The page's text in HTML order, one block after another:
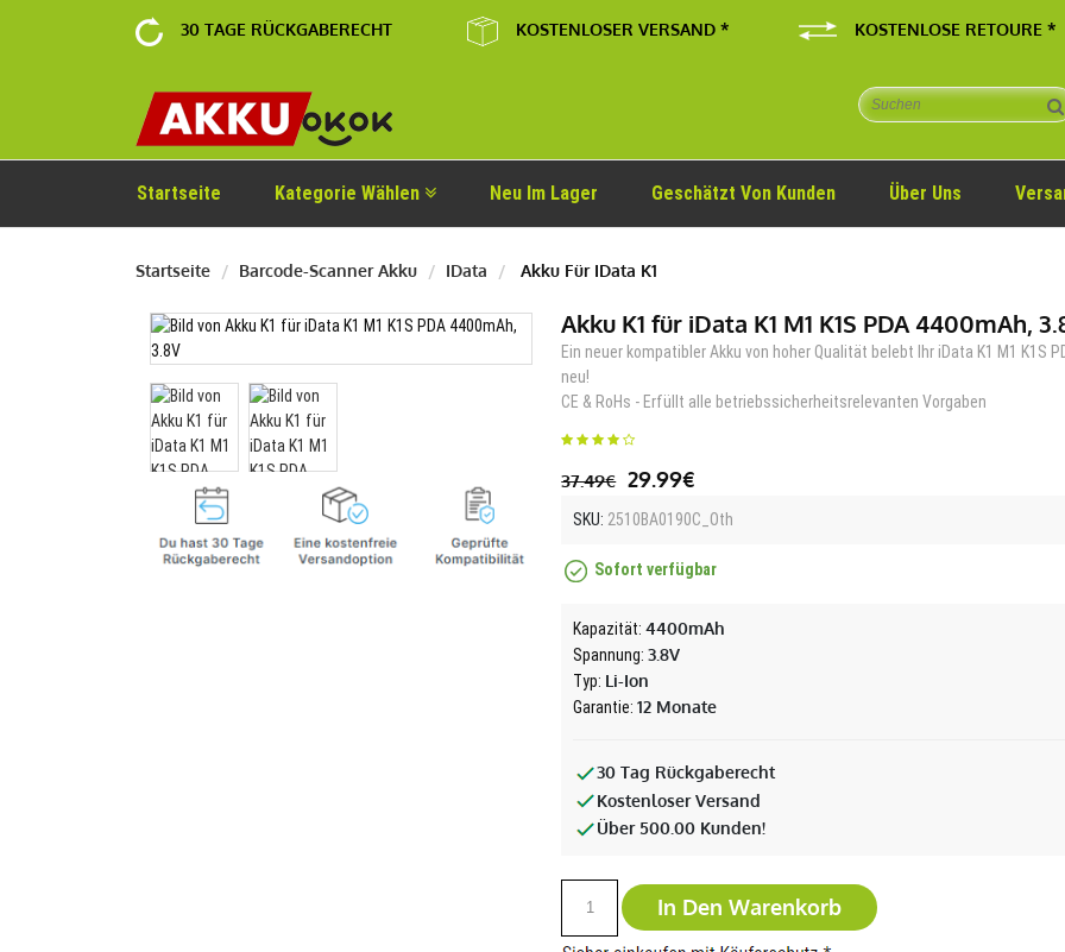
30 TAGE RÜCKGABERECHT KOSTENLOSER VERSAND * KOSTENLOSE RETOURE *
Startseite Kategorie Wählen Neu Im Lager Geschätzt Von Kunden Über Uns
Startseite Barcode-Scanner Akku IData Akku Für IData K1
Akku K1 für iData K1 M1 K1S PDA 4400mAh,
Ein neuer kompatibler Akku von hoher Qualität belebt Ihr iData K1 M1 K1S
neu!
CE & RoHs - Erfüllt alle betriebssicherheitsrelevanten Vorgaben
37.49€ 29.99€
SKU: 2510BA0190C_Oth
Sofort verfügbar
Kapazität:4400mAh
Spannung:3.8V
Typ: Li-Ion
Garantie:12 Monate
30 Tag Rückgaberecht
Kostenloser Versand
Über 500.00 Kunden!
In Den Warenkorb